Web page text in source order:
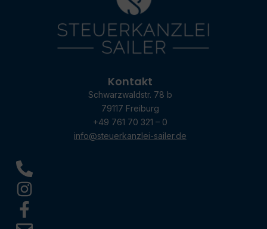
Kontakt
Schwarzwaldstr. 78 b
79117 Freiburg
+49 761 70 321 – 0
info@steuerkanzlei-sailer.de